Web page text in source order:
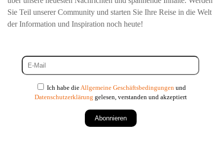
Sie Teil unserer Community und starten Sie Ihre Reise in die Welt
der Information und Inspiration noch heute!
Ich habe die Allgemeine Geschäftsbedingungen und
Datenschutzerklärung gelesen, verstanden und akzeptiert
Abonnieren